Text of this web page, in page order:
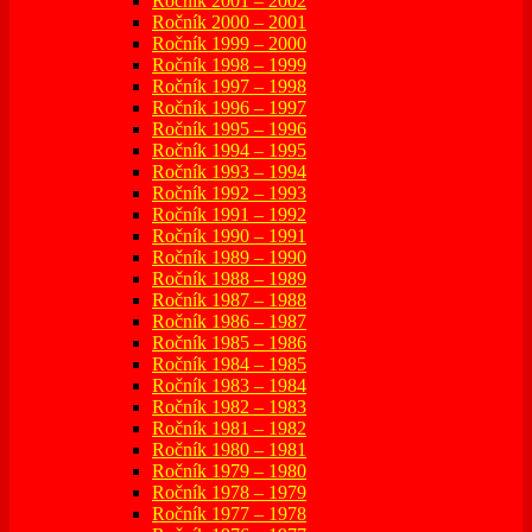
Ročník 2000 – 2001
Ročník 1999 – 2000
Ročník 1998 – 1999
Ročník 1997 – 1998
Ročník 1996 – 1997
Ročník 1995 – 1996
Ročník 1994 – 1995
Ročník 1993 – 1994
Ročník 1992 – 1993
Ročník 1991 – 1992
Ročník 1990 – 1991
Ročník 1989 – 1990
Ročník 1988 – 1989
Ročník 1987 – 1988
Ročník 1986 – 1987
Ročník 1985 – 1986
Ročník 1984 – 1985
Ročník 1983 – 1984
Ročník 1982 – 1983
Ročník 1981 – 1982
Ročník 1980 – 1981
Ročník 1979 – 1980
Ročník 1978 – 1979
Ročník 1977 – 1978